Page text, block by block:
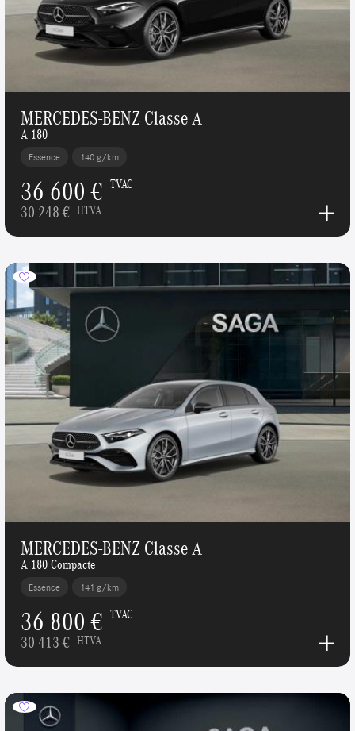
MERCEDES-BENZ Classe A
A 180
Essence 140 g/km
36 600 € TVAC
30 248 € HTVA
MERCEDES-BENZ Classe A
A 180 Compacte
Essence 141 g/km
36 800 € TVAC
30 413 € HTVA